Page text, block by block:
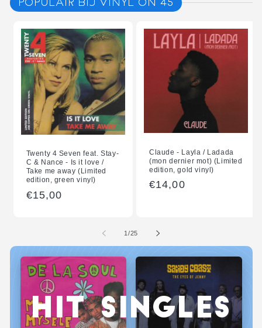
Twenty 4 Seven feat. Stay-
C & Nance - Is it love /
Take me away (Limited
edition, green vinyl)
Normale
€15,00
Claude - Layla / Ladada
(mon dernier mot) (Limited
edition, gold vinyl)
Normale
€14,00
1/van
25
HIT SINGLES